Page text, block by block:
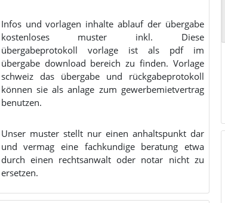
Infos und vorlagen inhalte ablauf der übergabe
kostenloses muster inkl. Diese
übergabeprotokoll vorlage ist als pdf im
übergabe download bereich zu finden. Vorlage
schweiz das übergabe und rückgabeprotokoll
können sie als anlage zum gewerbemietvertrag
benutzen.
Unser muster stellt nur einen anhaltspunkt dar
und vermag eine fachkundige beratung etwa
durch einen rechtsanwalt oder notar nicht zu
ersetzen.